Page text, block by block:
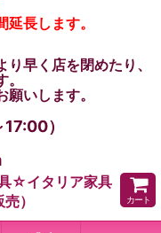
長します。
早く店を閉めたり、
いします。
）
☆イタリア家具
）
カート